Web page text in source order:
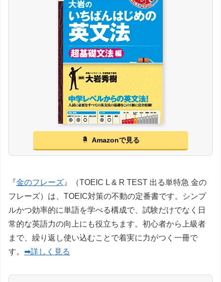
Amazonで見る
『金のフレーズ 』（TOEIC L & R TEST 出る単特急 金の
フレーズ）は、TOEIC対策の不動の定番書です。シンプ
ルかつ効率的に単語を学べる構成で、試験だけでなく日
常的な英語力の向上にも役立ちます。初心者から上級者
まで、繰り返し使い込むことで着実に力がつく一冊で
す。 ➡詳しく見る